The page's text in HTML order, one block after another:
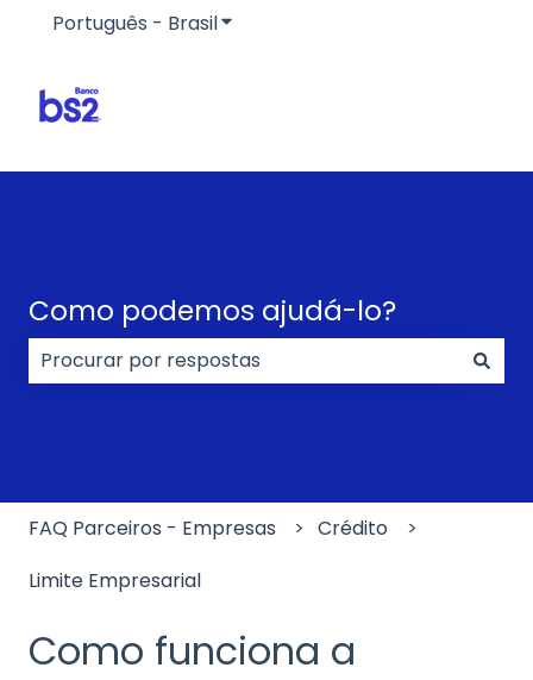
Português - BrasilMostrar submenu para traduções
Como podemos ajudá-lo?
FAQ Parceiros - Empresas
Crédito
Limite Empresarial
Como funciona a